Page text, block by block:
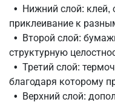
•
Нижний слой:
приклеивание к
•
Второй слой:
структурную
• Третий слой:
благодаря которому
•
Верхний слой: